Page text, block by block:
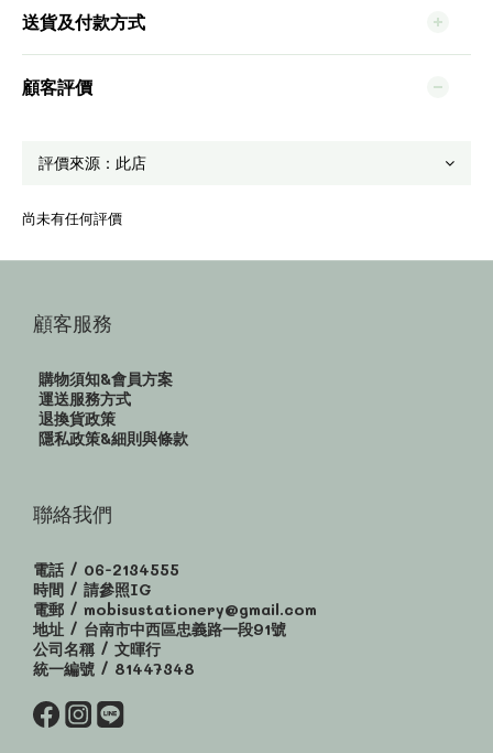
送貨及付款方式
顧客評價
尚未有任何評價
顧客服務
購物須知&會員方案
運送服務方式
退換貨政策
隱私政策&細則與條款
聯絡我們
電話 / 06-2134555
時間 / 請參照IG
電郵 / mobisustationery@gmail.com
地址 / 台南市中西區忠義路一段91號
公司名稱 / 文暉行
統一編號 / 81447348